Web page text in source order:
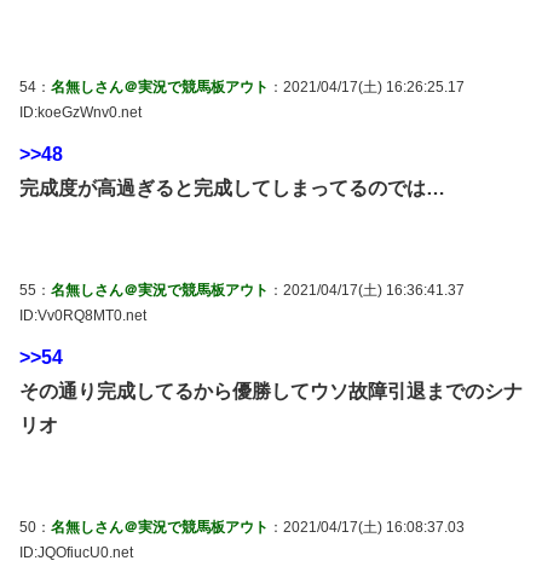
54： 名無しさん＠実況で競馬板アウト ：2021/04/17(土) 16:26:25.17
ID:koeGzWnv0.net
>>48
完成度が高過ぎると完成してしまってるのでは…
55： 名無しさん＠実況で競馬板アウト ：2021/04/17(土) 16:36:41.37
ID:Vv0RQ8MT0.net
>>54
その通り完成してるから優勝してウソ故障引退までのシナ
リオ
50： 名無しさん＠実況で競馬板アウト ：2021/04/17(土) 16:08:37.03
ID:JQOfiucU0.net